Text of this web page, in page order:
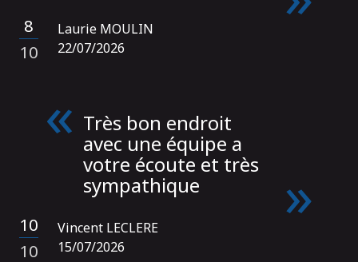
8
/
10
Laurie MOULIN
22/07/2026
Très bon endroit
avec une équipe a
votre écoute et très
sympathique
10
/
10
Vincent LECLERE
15/07/2026